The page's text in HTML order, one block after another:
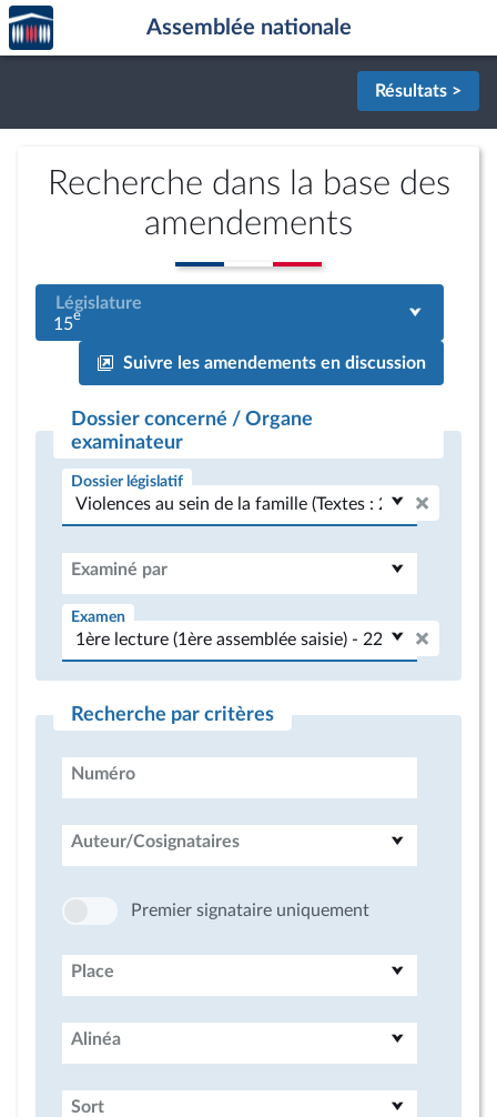
Aller au contenu
Aller en bas de la page
Accèder
à la
page
Assemblée nationale
Résultats >
Recherche dans la base des
amendements
Législature
15e
Suivre les amendements en discussion
Dossier concerné / Organe
examinateur
Dossier législatif
Examiné par
Examen
Recherche par critères
Numéro
Auteur/Cosignataires
Premier signataire uniquement
Place
Alinéa
Sort